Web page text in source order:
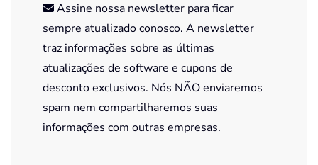
Assine nossa newsletter para ficar
sempre atualizado conosco. A newsletter
traz informações sobre as últimas
atualizações de software e cupons de
desconto exclusivos. Nós NÃO enviaremos
spam nem compartilharemos suas
informações com outras empresas.